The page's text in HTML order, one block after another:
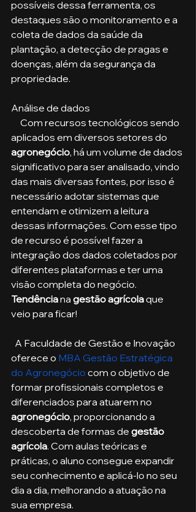
possíveis dessa ferramenta, os
destaques são o monitoramento e a
coleta de dados da saúde da
plantação, a detecção de pragas e
doenças, além da segurança da
propriedade.
Análise de dados
aplicados em diversos setores do
agronegócio, há um volume de dados
significativo para ser analisado, vindo
das mais diversas fontes, por isso é
necessário adotar sistemas que
entendam e otimizem a leitura
dessas informações. Com esse tipo
de recurso é possível fazer a
integração dos dados coletados por
diferentes plataformas e ter uma
visão completa do negócio.
Tendência na gestão agrícola que
veio para ficar!
oferece o MBA Gestão Estratégica
do Agronegócio com o objetivo de
formar profissionais completos e
diferenciados para atuarem no
agronegócio, proporcionando a
descoberta de formas de gestão
agrícola. Com aulas teóricas e
práticas, o aluno consegue expandir
seu conhecimento e aplicá-lo no seu
dia a dia, melhorando a atuação na
sua empresa.